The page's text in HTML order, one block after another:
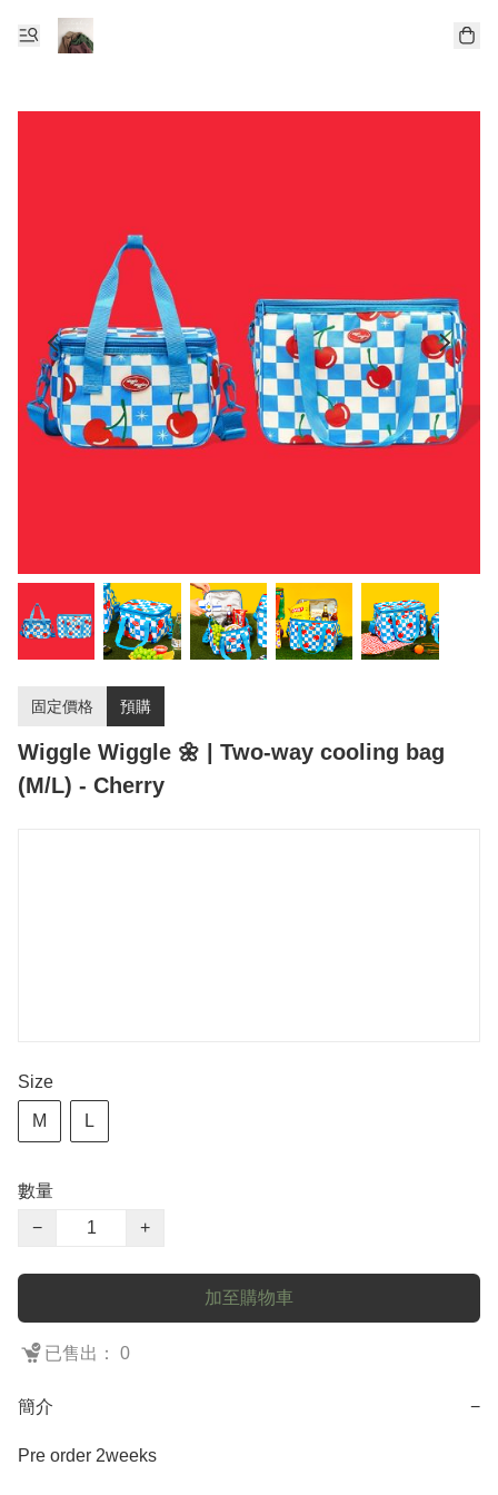
固定價格 預購
Wiggle Wiggle 🌼 | Two-way cooling bag
(M/L) - Cherry
Size
M L
數量
−
+
加至購物車
已售出： 0
簡介 −
Pre order 2weeks